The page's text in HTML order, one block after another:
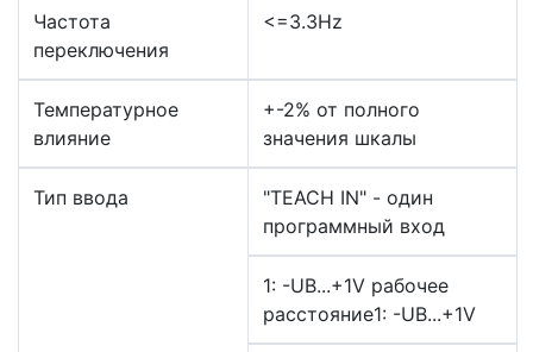
Частота
переключения
<=3.3Hz
Температурное
влияние
+-2% от полного
значения шкалы
Тип ввода
"TEACH IN" - один
программный вход
1: -UB...+1V рабочее
расстояние1: -UB...+1V